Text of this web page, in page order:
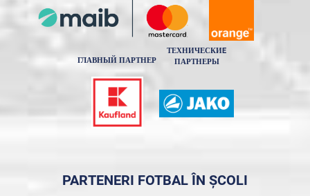
ГЛАВНЫЙ ПАРТНЕР
ТЕХНИЧЕСКИE
ПАРТНЕРЫ
PARTENERI FOTBAL ÎN ȘCOLI